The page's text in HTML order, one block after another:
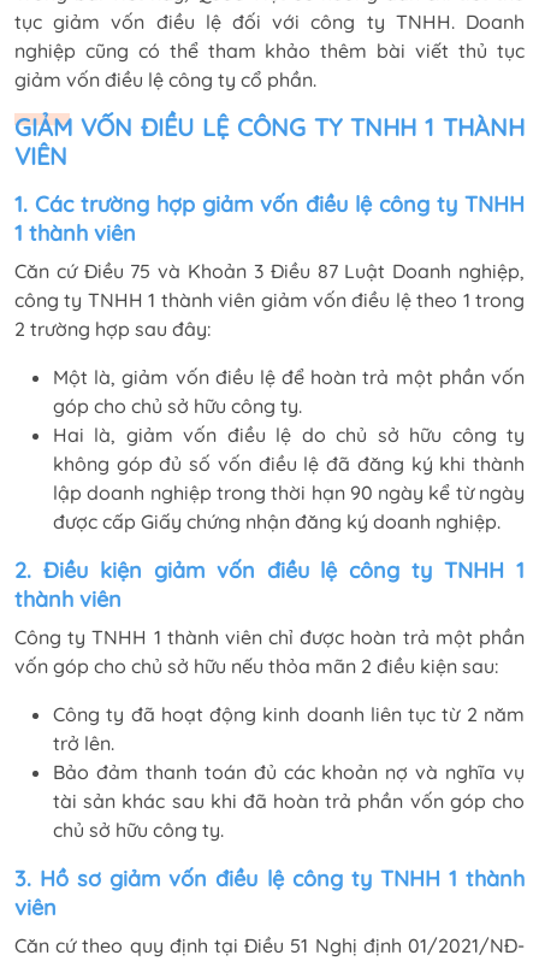
tục giảm vốn điều lệ đối với công ty TNHH. Doanh
nghiệp cũng có thể tham khảo thêm bài viết thủ tục
giảm vốn điều lệ công ty cổ phần.
GIẢM VỐN ĐIỀU LỆ CÔNG TY TNHH 1 THÀNH
VIÊN
1. Các trường hợp giảm vốn điều lệ công ty TNHH
1 thành viên
Căn cứ Điều 75 và Khoản 3 Điều 87 Luật Doanh nghiệp,
công ty TNHH 1 thành viên giảm vốn điều lệ theo 1 trong
2 trường hợp sau đây:
Một là, giảm vốn điều lệ để hoàn trả một phần vốn
góp cho chủ sở hữu công ty.
Hai là, giảm vốn điều lệ do chủ sở hữu công ty
không góp đủ số vốn điều lệ đã đăng ký khi thành
lập doanh nghiệp trong thời hạn 90 ngày kể từ ngày
được cấp Giấy chứng nhận đăng ký doanh nghiệp.
2. Điều kiện giảm vốn điều lệ công ty TNHH 1
thành viên
Công ty TNHH 1 thành viên chỉ được hoàn trả một phần
vốn góp cho chủ sở hữu nếu thỏa mãn 2 điều kiện sau:
Công ty đã hoạt động kinh doanh liên tục từ 2 năm
trở lên.
Bảo đảm thanh toán đủ các khoản nợ và nghĩa vụ
tài sản khác sau khi đã hoàn trả phần vốn góp cho
chủ sở hữu công ty.
3. Hồ sơ giảm vốn điều lệ công ty TNHH 1 thành
viên
Căn cứ theo quy định tại Điều 51 Nghị định 01/2021/NĐ-